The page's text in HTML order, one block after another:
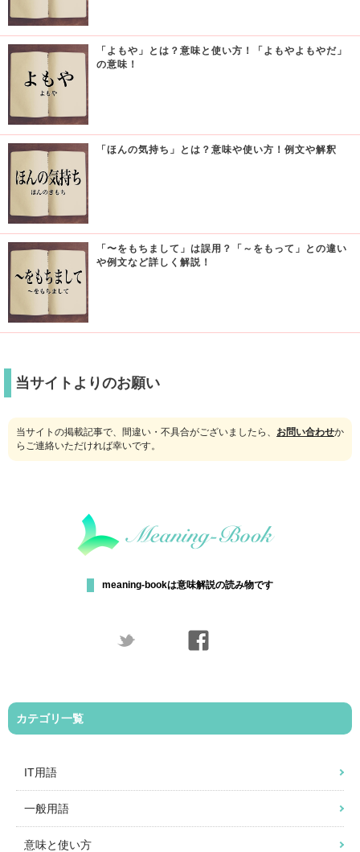
「よもや」とは？意味と使い方！「よもやよもやだ」
の意味！
「ほんの気持ち」とは？意味や使い方！例文や解釈
「〜をもちまして」は誤用？「～をもって」との違い
や例文など詳しく解説！
当サイトよりのお願い
当サイトの掲載記事で、間違い・不具合がございましたら、 お問い合わせか
らご連絡いただければ幸いです。
meaning-bookは意味解説の読み物です
カテゴリ一覧
IT用語
一般用語
意味と使い方